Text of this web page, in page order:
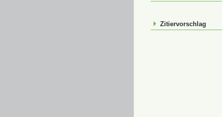
Zitiervorschlag